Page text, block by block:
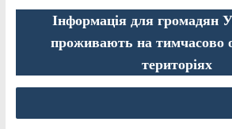
Інформація для громадян
проживають на тимчасово
територіях